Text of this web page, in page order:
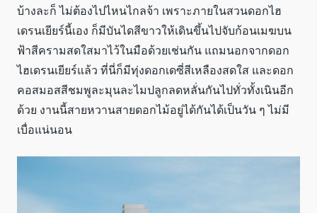
บ้างละก็ ไม่ต้องไปไหนไกลจ้า เพราะภายในสวนดอกไฮ
เดรนเยียร์นี้เอง ก็มีบันไดสีขาวให้เดินขึ้นไปจับก้อนเมฆบน
ฟ้าสีครามสดใสมาไว้ในมือด้วยเช่นกัน แถมนอกจากดอก
ไฮเดรนเยียร์แล้ว ที่นี่ก็มีทุ่งดอกเดซี่สีเหลืองสดใส และดอก
คอสมอสสีชมพูละมุนละไมปลูกลดหลั่นกันไปทั่วทั้งเนินอีก
ด้วย งานนี้สายหวานสายดอกไม้อยู่ได้กันได้เป็นวัน ๆ ไม่มี
เบื่อแน่นอน